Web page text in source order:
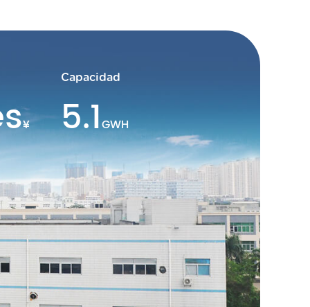
de una serie de normas
batería de almacenamiento de energía
francamente con clientes globales y
¥
Capacidad
5.1GWH